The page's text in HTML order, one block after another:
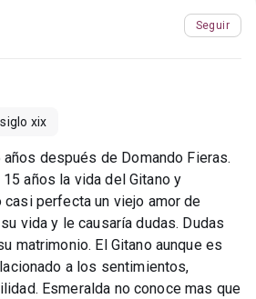
Seguir
siglo xix
después de Domando Fieras.
años la vida del Gitano y
casi perfecta un viejo amor de
vida y le causaría dudas. Dudas
matrimonio. El Gitano aunque es
a los sentimientos,
Esmeralda no conoce mas que